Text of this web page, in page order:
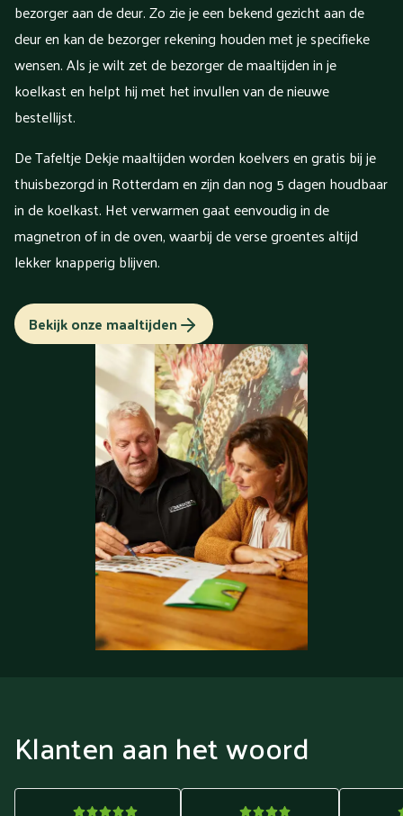
bezorger aan de deur. Zo zie je een bekend gezicht aan de
deur en kan de bezorger rekening houden met je specifieke
wensen. Als je wilt zet de bezorger de maaltijden in je
koelkast en helpt hij met het invullen van de nieuwe
bestellijst.
De Tafeltje Dekje maaltijden worden koelvers en gratis bij je
thuisbezorgd in Rotterdam en zijn dan nog 5 dagen houdbaar
in de koelkast. Het verwarmen gaat eenvoudig in de
magnetron of in de oven, waarbij de verse groentes altijd
lekker knapperig blijven.
Bekijk onze maaltijden
Klanten aan het woord